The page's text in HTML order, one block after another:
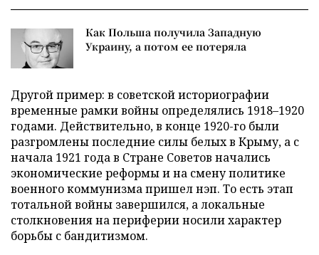
Как Польша получила Западную
Украину, а потом ее потеряла
Другой пример: в советской историографии
временные рамки войны определялись 1918–1920
годами. Действительно, в конце 1920-го были
разгромлены последние силы белых в Крыму, а с
начала 1921 года в Стране Советов начались
экономические реформы и на смену политике
военного коммунизма пришел нэп. То есть этап
тотальной войны завершился, а локальные
столкновения на периферии носили характер
борьбы с бандитизмом.